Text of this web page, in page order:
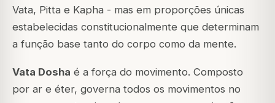
Vata, Pitta e Kapha - mas em proporções únicas
estabelecidas constitucionalmente que determinam
a função base tanto do corpo como da mente.
Vata Dosha é a força do movimento. Composto
por ar e éter, governa todos os movimentos no